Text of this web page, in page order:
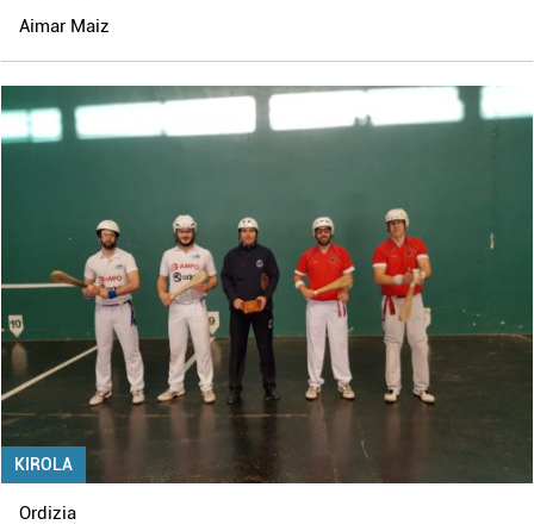
Aimar Maiz
KIROLA
Ordizia